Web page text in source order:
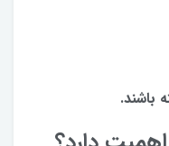
باشند.